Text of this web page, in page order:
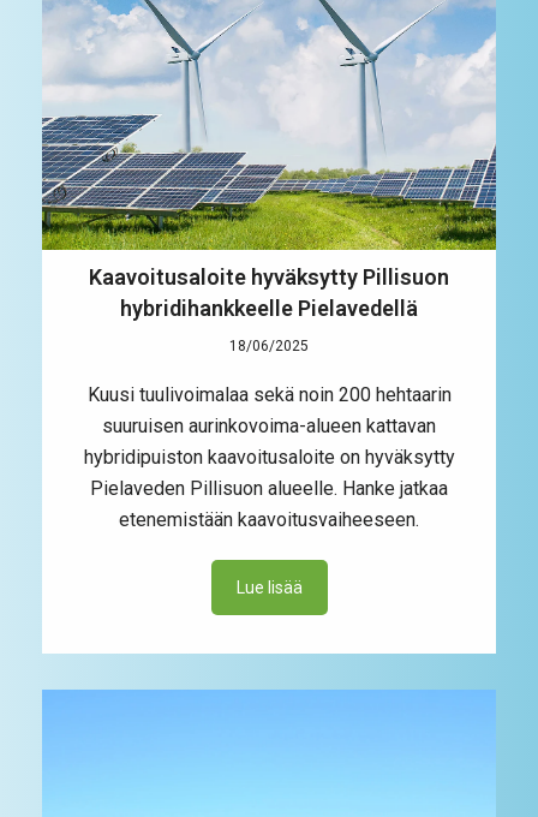
Kaavoitusaloite hyväksytty Pillisuon
hybridihankkeelle Pielavedellä
18/06/2025
Kuusi tuulivoimalaa sekä noin 200 hehtaarin
suuruisen aurinkovoima-alueen kattavan
hybridipuiston kaavoitusaloite on hyväksytty
Pielaveden Pillisuon alueelle. Hanke jatkaa
etenemistään kaavoitusvaiheeseen.
Lue lisää